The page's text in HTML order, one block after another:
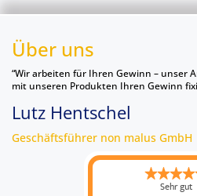
Über uns
“Wir arbeiten für Ihren Gewinn – unser
mit unseren Produkten Ihren Gewinn
Lutz Hentschel
Geschäftsführer non malus GmbH
Sehr gut